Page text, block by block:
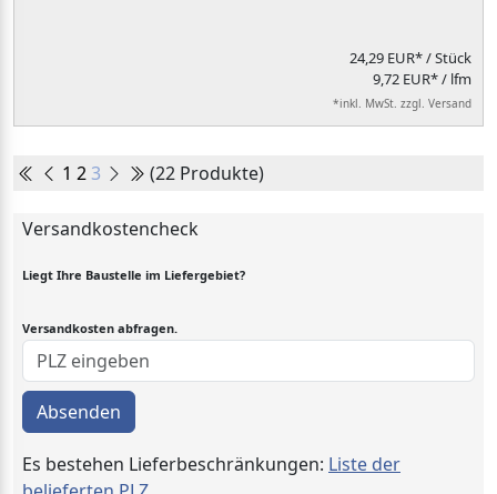
24,29 EUR*/ Stück
9,72 EUR* / lfm
*inkl. MwSt. zzgl. Versand
1 23 (22 Produkte)
Versandkostencheck
Liegt Ihre Baustelle im Liefergebiet?
Versandkosten abfragen.
Absenden
Es bestehen Lieferbeschränkungen: Liste der